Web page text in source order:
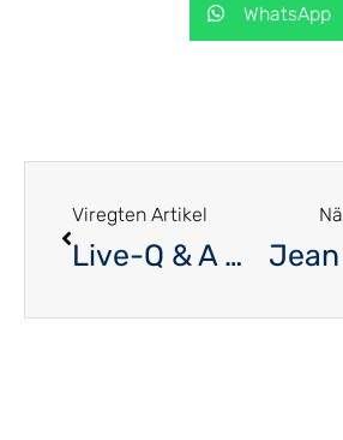
WhatsApp
Viregten Artikel
Live-Q & A mit dem Premierminister